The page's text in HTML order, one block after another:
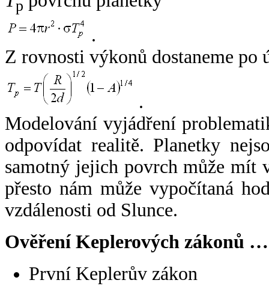
p
.
Z rovnosti výkonů dostaneme po
.
Modelování vyjádření
odpovídat realitě. Planetky
samotný jejich povrch může mít
přesto nám může vypočítaná
vzdálenosti od Slunce.
Ověření Keplerových zákonů …
První Keplerův zákon